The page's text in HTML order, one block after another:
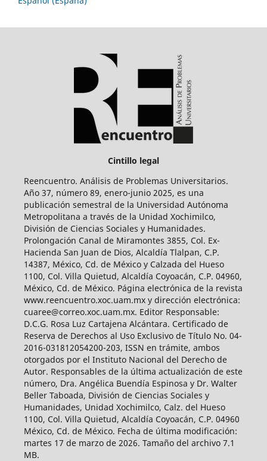
Cintillo legal
Reencuentro. Análisis de Problemas Universitarios.
Año 37, número 89, enero-junio 2025, es una
publicación semestral de la Universidad Autónoma
Metropolitana a través de la Unidad Xochimilco,
División de Ciencias Sociales y Humanidades.
Prolongación Canal de Miramontes 3855, Col. Ex-
Hacienda San Juan de Dios, Alcaldía Tlalpan, C.P.
14387, México, Cd. de México y Calzada del Hueso
1100, Col. Villa Quietud, Alcaldía Coyoacán, C.P. 04960,
México, Cd. de México. Página electrónica de la revista
www.reencuentro.xoc.uam.mx y dirección electrónica:
cuaree@correo.xoc.uam.mx. Editor Responsable:
D.C.G. Rosa Luz Cartajena Alcántara. Certificado de
Reserva de Derechos al Uso Exclusivo de Título No. 04-
2016-031812054200-203, ISSN en trámite, ambos
otorgados por el Instituto Nacional del Derecho de
Autor. Responsables de la última actualización de este
número, Dra. Angélica Buendía Espinosa y Dr. Walter
Beller Taboada, División de Ciencias Sociales y
Humanidades, Unidad Xochimilco, Calz. del Hueso
1100, Col. Villa Quietud, Alcaldía Coyoacán, C.P. 04960
México, Cd. de México. Fecha de última modificación:
martes 17 de marzo de 2026. Tamaño del archivo 7.1
MB.